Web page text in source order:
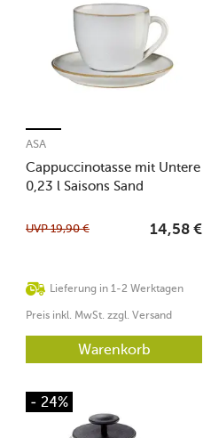
Cappuccinotasse mit Untere
0,23 l Saisons Sand
ASA
Lieferung in 1-2 Werktagen
UVP19,90 € 14,58 €
Preis inkl. MwSt. zzgl. Versand
Warenkorb
- 24%